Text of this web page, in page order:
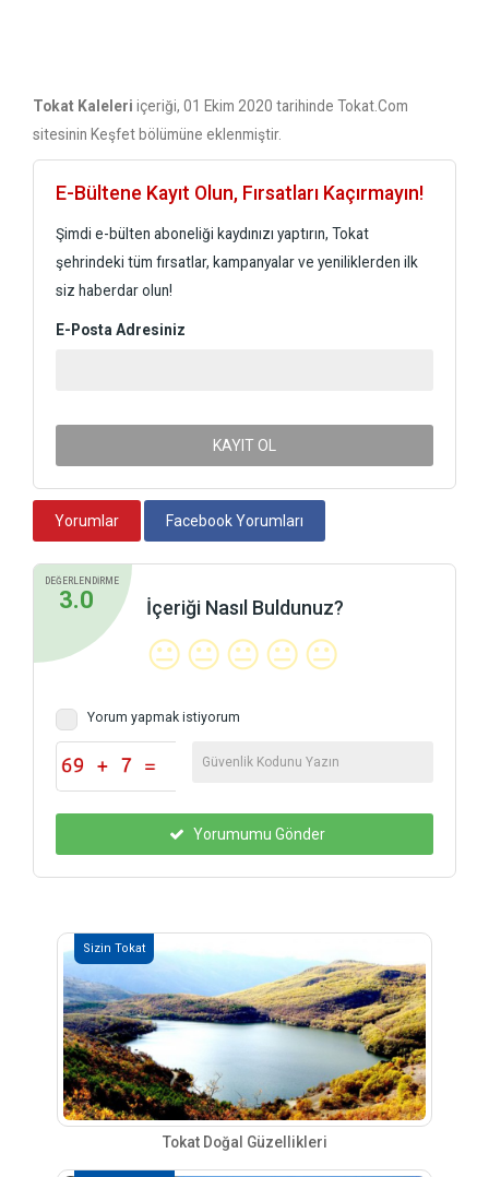
Tokat Kaleleri içeriği, 01 Ekim 2020 tarihinde Tokat.Com
sitesinin Keşfet bölümüne eklenmiştir.
E-Bültene Kayıt Olun, Fırsatları Kaçırmayın!
Şimdi e-bülten aboneliği kaydınızı yaptırın, Tokat
şehrindeki tüm fırsatlar, kampanyalar ve yeniliklerden ilk
siz haberdar olun!
E-Posta Adresiniz
KAYIT OL
Yorumlar Facebook Yorumları
DEĞERLENDİRME
3.0 İçeriği Nasıl Buldunuz?
😐😐😐😐😐
Yorum yapmak istiyorum
Yorumumu Gönder
Sizin Tokat
Tokat Doğal Güzellikleri